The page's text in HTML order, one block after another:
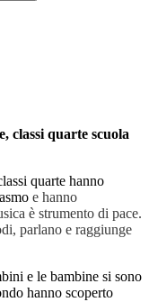
classi quarte scuola
quarte hanno
e hanno
è strumento di pace.
parlano e raggiunge
e le bambine si sono
hanno scoperto